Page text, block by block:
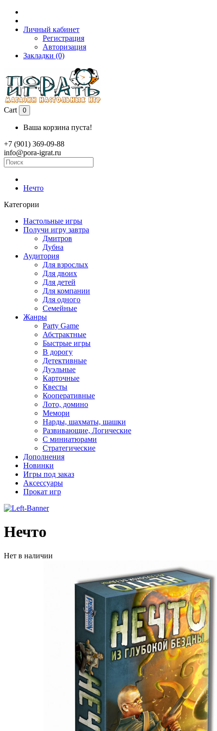
Личный кабинет
Регистрация
Авторизация
Закладки (0)
Cart 0
Ваша корзина пуста!
+7 (901) 369-09-88
info@pora-igrat.ru
Нечто
Категории
Настольные игры
Получи игру завтра
Дмитров
Дубна
Аудитория
Для взрослых
Для двоих
Для детей
Для компании
Для одного
Семейные
Жанры
Party Game
Абстрактные
Быстрые игры
В дорогу
Детективные
Дуэльные
Карточные
Квесты
Кооперативные
Лото, домино
Мемори
Нарды, шахматы, шашки
Развивающие, Логические
С миниатюрами
Стратегические
Дополнения
Новинки
Игры под заказ
Аксессуары
Прокат игр
Нечто
Нет в наличии